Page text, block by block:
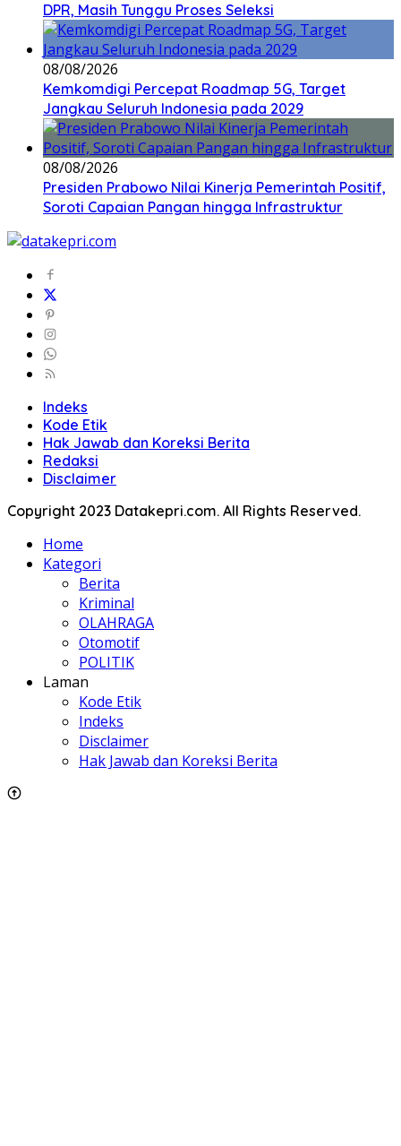
DPR, Masih Tunggu Proses Seleksi
08/08/2026
Kemkomdigi Percepat Roadmap 5G, Target
Jangkau Seluruh Indonesia pada 2029
08/08/2026
Presiden Prabowo Nilai Kinerja Pemerintah Positif,
Soroti Capaian Pangan hingga Infrastruktur
Indeks
Kode Etik
Hak Jawab dan Koreksi Berita
Redaksi
Disclaimer
Copyright 2023 Datakepri.com. All Rights Reserved.
Home
Kategori
Berita
Kriminal
OLAHRAGA
Otomotif
POLITIK
Laman
Kode Etik
Indeks
Disclaimer
Hak Jawab dan Koreksi Berita